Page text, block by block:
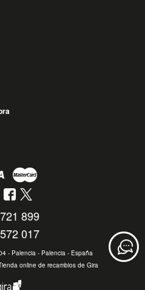
899
017
- Palencia - Palencia - España
online de recambios de Gira